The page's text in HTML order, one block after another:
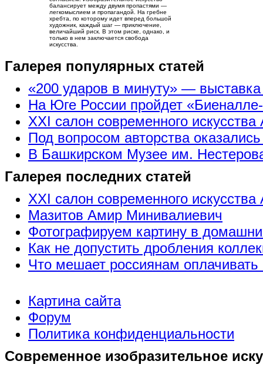
балансирует между двумя пропастями —
легкомыслием и пропагандой. На гребне
хребта, по которому идет вперед большой
художник, каждый шаг — приключение,
величайший риск. В этом риске, однако, и
только в нем заключается свобода
искусства.
Галерея популярных статей
«200 ударов в минуту» —
На Юге России пройдет
XXI салон современного искусства
Под вопросом авторства
В Башкирском Музее им.
Галерея последних статей
XXI салон современного искусства
Мазитов Амир Минивалиевич
Фотографируем картину в
Как не допустить дробления
Что мешает россиянам
Картина сайта
Форум
Политика конфиденциальности
Современное изобразительное